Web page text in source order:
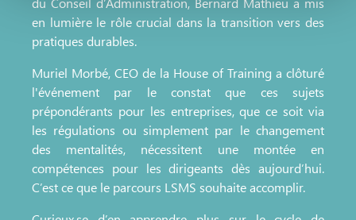
nous utilisons les cookies et sommes amenés à traiter
vos données personnelles, vous pouvez consulter notre
Charte d’usage des cookies
en lumière le rôle crucial dans la transition vers des
pratiques durables.
Muriel Morbé, CEO de la House of Training a clôturé
l'événement par le constat que ces sujets
prépondérants pour les entreprises, que ce soit via
les régulations ou simplement par le changement
des mentalités, nécessitent une montée en
compétences pour les dirigeants dès aujourd’hui.
C’est ce que le parcours LSMS souhaite accomplir.